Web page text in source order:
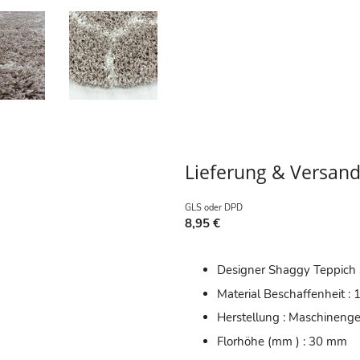
Lieferung & Versand
GLS oder DPD
8,95 €
Designer Shaggy
Material Beschaffenheit :
Herstellung :
Florhöhe (mm ) : 30 mm